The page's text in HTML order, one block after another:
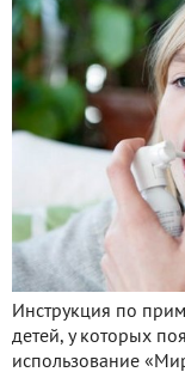
Инструкция по
детей, у которых
использование